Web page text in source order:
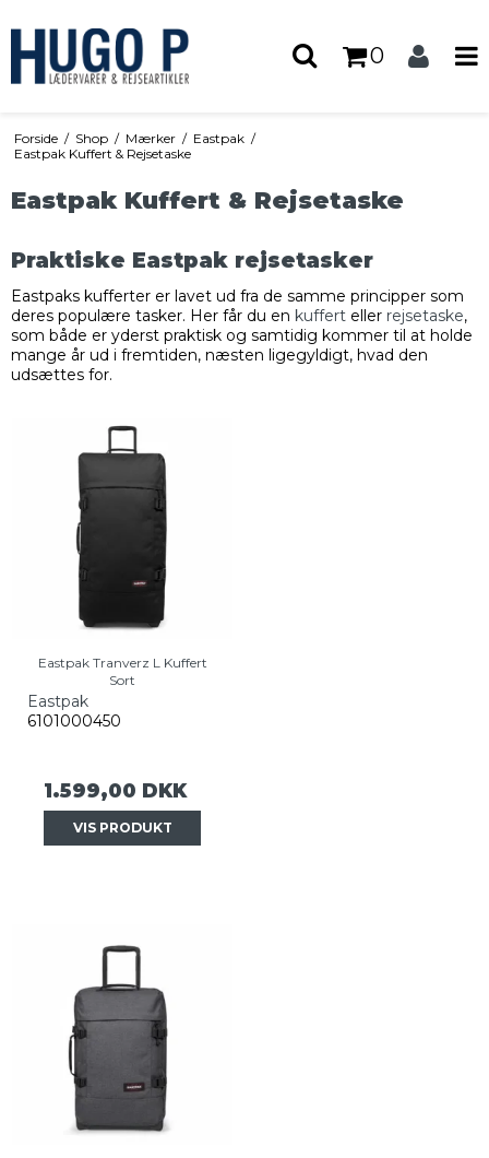
0
Forside / Shop / Mærker / Eastpak /
Eastpak Kuffert & Rejsetaske
Eastpak Kuffert & Rejsetaske
Praktiske Eastpak rejsetasker
Eastpaks kufferter er lavet ud fra de samme principper som
deres populære tasker. Her får du en kuffert eller rejsetaske,
som både er yderst praktisk og samtidig kommer til at holde
mange år ud i fremtiden, næsten ligegyldigt, hvad den
udsættes for.
Eastpak Tranverz L Kuffert
Sort
Eastpak
6101000450
1.599,00 DKK
VIS PRODUKT